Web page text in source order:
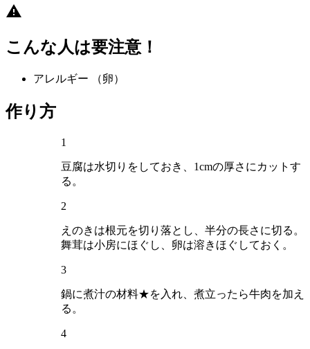
こんな人は要注意！
アレルギー （卵）
作り方
1
豆腐は水切りをしておき、1cmの厚さにカットす
る。
2
えのきは根元を切り落とし、半分の長さに切る。
舞茸は小房にほぐし、卵は溶きほぐしておく。
3
鍋に煮汁の材料★を入れ、煮立ったら牛肉を加え
る。
4